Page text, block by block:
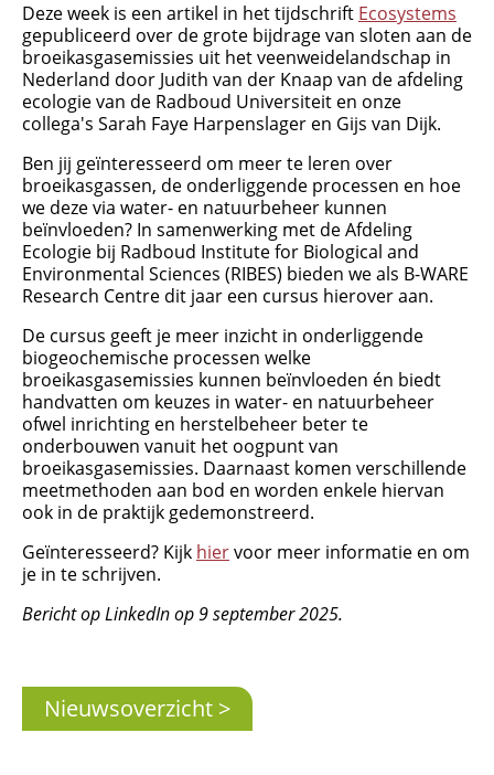
Organisatie
Medewerkers
Laboratorium
Veld- en laboratoriumexperimenten
Veldwerkzaamheden
Deze week is een artikel in het tijdschrift Ecosystems
gepubliceerd over de grote bijdrage van sloten aan de
broeikasgasemissies uit het veenweidelandschap in
Nederland door Judith van der Knaap van de afdeling
ecologie van de Radboud Universiteit en onze
collega's Sarah Faye Harpenslager en Gijs van Dijk.
Ben jij geïnteresseerd om meer te leren over
broeikasgassen, de onderliggende processen en hoe
we deze via water- en natuurbeheer kunnen
beïnvloeden? In samenwerking met de Afdeling
Ecologie bij Radboud Institute for Biological and
Environmental Sciences (RIBES) bieden we als B-WARE
Research Centre dit jaar een cursus hierover aan.
De cursus geeft je meer inzicht in onderliggende
biogeochemische processen welke
broeikasgasemissies kunnen beïnvloeden én biedt
handvatten om keuzes in water- en natuurbeheer
ofwel inrichting en herstelbeheer beter te
onderbouwen vanuit het oogpunt van
broeikasgasemissies. Daarnaast komen verschillende
meetmethoden aan bod en worden enkele hiervan
ook in de praktijk gedemonstreerd.
Geïnteresseerd? Kijk hiervoor meer informatie en om
je in te schrijven.
Bericht op LinkedIn op 9 september 2025.
Nieuwsoverzicht